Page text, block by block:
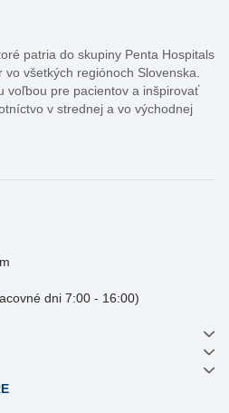
patria do skupiny Penta Hospitals
všetkých regiónoch Slovenska.
voľbou pre pacientov a inšpirovať
v strednej a vo východnej
dni 7:00 - 16:00)